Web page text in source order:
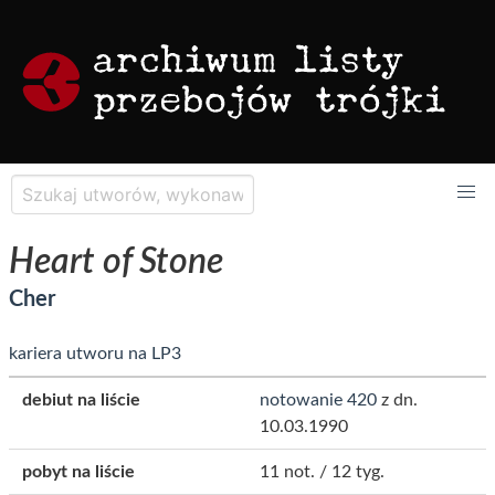
Heart of Stone
Cher
kariera utworu na LP3
debiut na liście notowanie 420 z dn.
10.03.1990
pobyt na liście 11 not. / 12 tyg.